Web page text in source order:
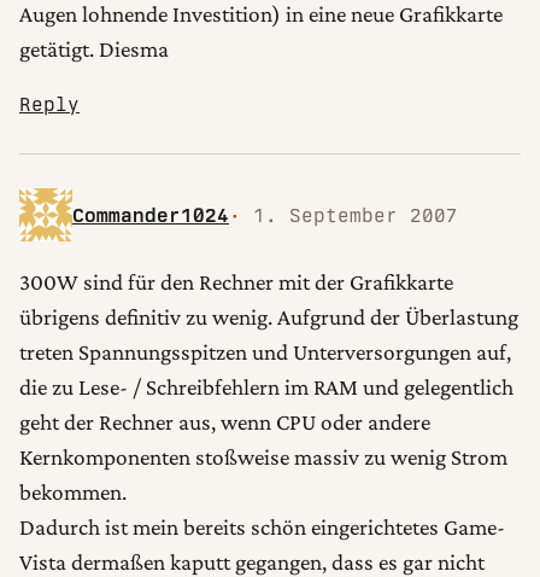
Augen lohnende Investition) in eine neue Grafikkarte
getätigt. Diesma
Reply
Commander1024 1. September 2007
300W sind für den Rechner mit der Grafikkarte
übrigens definitiv zu wenig. Aufgrund der Überlastung
treten Spannungsspitzen und Unterversorgungen auf,
die zu Lese- / Schreibfehlern im RAM und gelegentlich
geht der Rechner aus, wenn CPU oder andere
Kernkomponenten stoßweise massiv zu wenig Strom
bekommen.
Dadurch ist mein bereits schön eingerichtetes Game-
Vista dermaßen kaputt gegangen, dass es gar nicht